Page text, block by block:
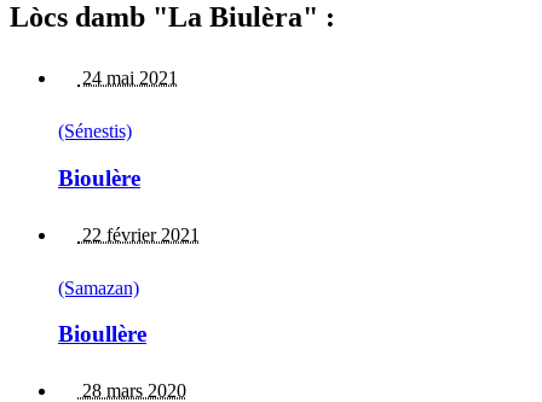
Lòcs damb "La Biulèra" :
24 mai 2021
(Sénestis)
Bioulère
22 février 2021
(Samazan)
Bioullère
28 mars 2020